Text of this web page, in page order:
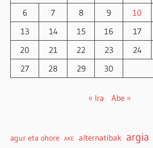
6
7 8 9 10
13
14 15 16 17
20
21 22 23 24
27
28 29 30
« Ira Abe »
agur eta ohore AKE alternatibak argia